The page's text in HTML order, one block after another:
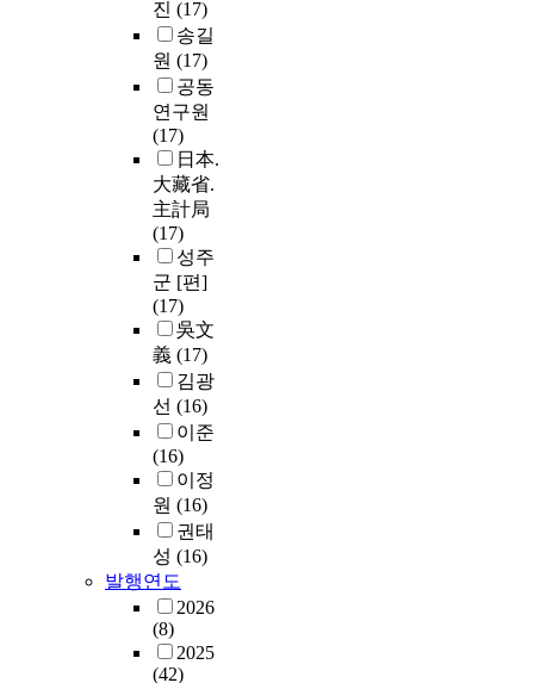
진 (17)
송길
원 (17)
공동
연구원
(17)
日本.
大藏省.
主計局
(17)
성주
군 [편]
(17)
吳文
義 (17)
김광
선 (16)
이준
(16)
이정
원 (16)
권태
성 (16)
발행연도
2026
(8)
2025
(42)